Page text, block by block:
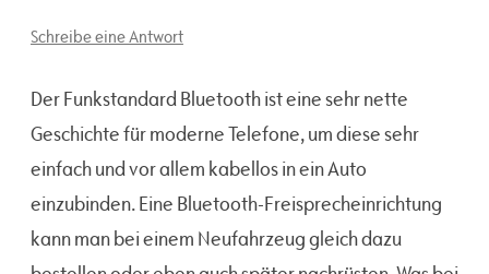
Schreibe eine Antwort
Der Funkstandard Bluetooth ist eine sehr nette
Geschichte für moderne Telefone, um diese sehr
einfach und vor allem kabellos in ein Auto
einzubinden. Eine Bluetooth-Freisprecheinrichtung
kann man bei einem Neufahrzeug gleich dazu